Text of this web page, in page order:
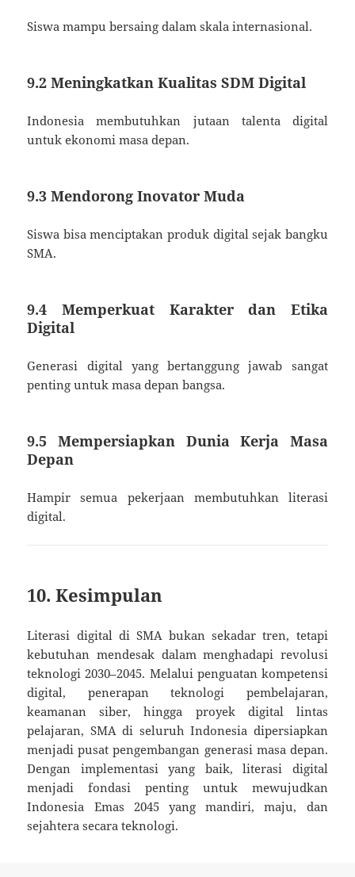
Siswa mampu bersaing dalam skala internasional.
9.2 Meningkatkan Kualitas SDM Digital
Indonesia membutuhkan jutaan talenta digital
untuk ekonomi masa depan.
9.3 Mendorong Inovator Muda
Siswa bisa menciptakan produk digital sejak bangku
SMA.
9.4 Memperkuat Karakter dan Etika
Digital
Generasi digital yang bertanggung jawab sangat
penting untuk masa depan bangsa.
9.5 Mempersiapkan Dunia Kerja Masa
Depan
Hampir semua pekerjaan membutuhkan literasi
digital.
10. Kesimpulan
Literasi digital di SMA bukan sekadar tren, tetapi
kebutuhan mendesak dalam menghadapi revolusi
teknologi 2030–2045. Melalui penguatan kompetensi
digital, penerapan teknologi pembelajaran,
keamanan siber, hingga proyek digital lintas
pelajaran, SMA di seluruh Indonesia dipersiapkan
menjadi pusat pengembangan generasi masa depan.
Dengan implementasi yang baik, literasi digital
menjadi fondasi penting untuk mewujudkan
Indonesia Emas 2045 yang mandiri, maju, dan
sejahtera secara teknologi.